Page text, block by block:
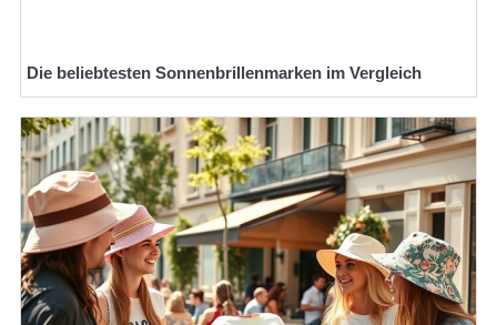
Die beliebtesten Sonnenbrillenmarken im Vergleich